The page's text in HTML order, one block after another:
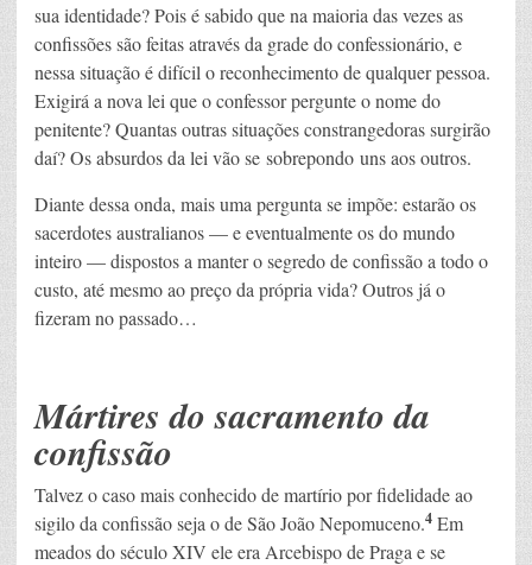
sua identidade? Pois é sabido que na maioria das vezes as
confissões são feitas através da grade do confessionário, e
nessa situação é difícil o reconhecimento de qualquer pessoa.
Exigirá a nova lei que o confessor pergunte o nome do
penitente? Quantas outras situações constrangedoras surgirão
daí? Os absurdos da lei vão se sobrepondo uns aos outros.
Diante dessa onda, mais uma pergunta se impõe: estarão os
sacerdotes australianos — e eventualmente os do mundo
inteiro — dispostos a manter o segredo de confissão a todo o
custo, até mesmo ao preço da própria vida? Outros já o
fizeram no passado…
Mártires do sacramento da
confissão
Talvez o caso mais conhecido de martírio por fidelidade ao
sigilo da confissão seja o de São João Nepomuceno.4 Em
meados do século XIV ele era Arcebispo de Praga e se